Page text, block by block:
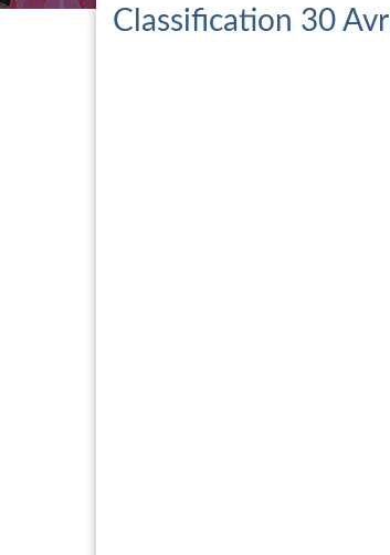
Classification 30